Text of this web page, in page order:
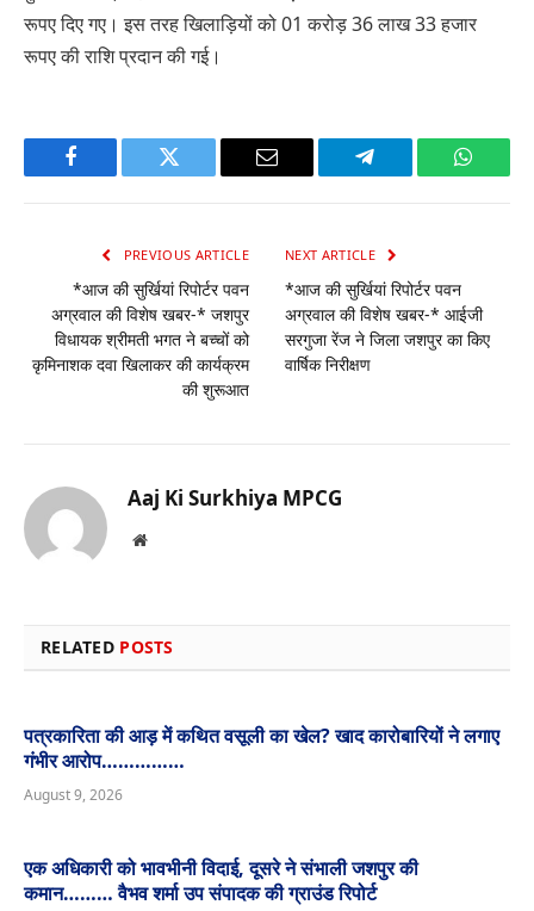
रूपए दिए गए। इस तरह खिलाड़ियों को 01 करोड़ 36 लाख 33 हजार
रूपए की राशि प्रदान की गई।
Facebook Twitter Email Telegram
PREVIOUS ARTICLE
*आज की सुर्खियां रिपोर्टर पवन
अग्रवाल की विशेष खबर-* जशपुर
विधायक श्रीमती भगत ने बच्चों को
कृमिनाशक दवा खिलाकर की कार्यक्रम
की शुरूआत
NEXT ARTICLE
*आज की सुर्खियां रिपोर्टर पवन
अग्रवाल की विशेष खबर-* आईजी
सरगुजा रेंज ने जिला जशपुर का किए
वार्षिक निरीक्षण
Aaj Ki Surkhiya MPCG
Website
RELATED POSTS
पत्रकारिता की आड़ में कथित वसूली का खेल? खाद कारोबारियों ने लगाए
गंभीर आरोप……………
August 9, 2026
एक अधिकारी को भावभीनी विदाई, दूसरे ने संभाली जशपुर की
कमान……… वैभव शर्मा उप संपादक की ग्राउंड रिपोर्ट